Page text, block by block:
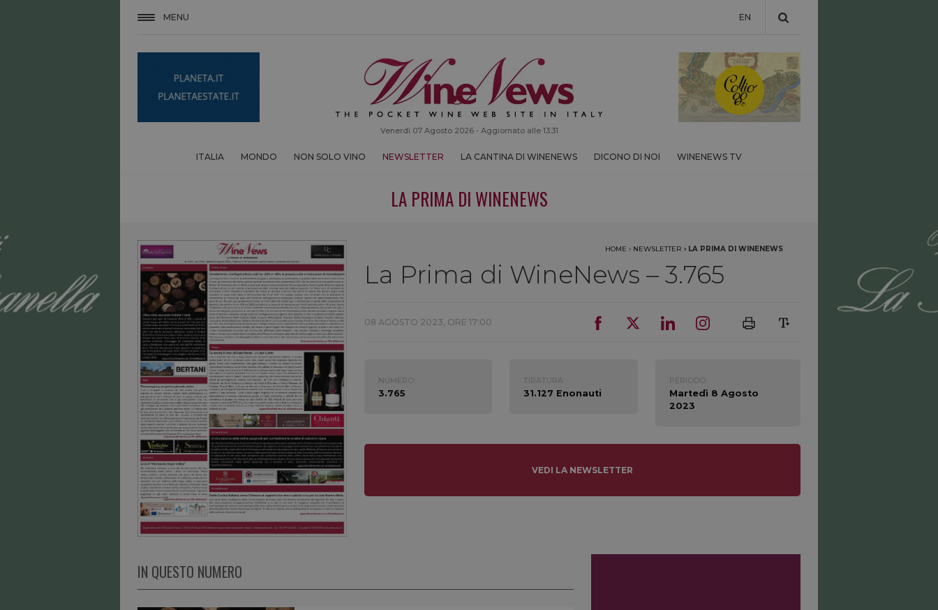
MENU EN
Venerdì 07 Agosto 2026 - Aggiornato alle 13:31
ITALIA MONDO NON SOLO VINO NEWSLETTER LA CANTINA DI WINENEWS DICONO DI NOI WINENEWS TV
LA PRIMA DI WINENEWS
HOME › NEWSLETTER › LA PRIMA DI WINENEWS
La Prima di WineNews – 3.765
08 AGOSTO 2023, ORE 17:00
NUMERO:
3.765
TIRATURA:
31.127 Enonauti
PERIODO:
Martedì 8 Agosto
2023
VEDI LA NEWSLETTER
IN QUESTO NUMERO